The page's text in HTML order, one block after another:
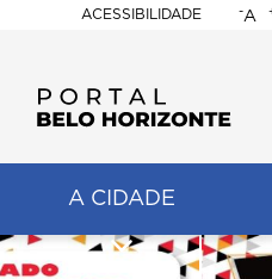
ACESSIBILIDADE
BELO
-A
A CIDADE